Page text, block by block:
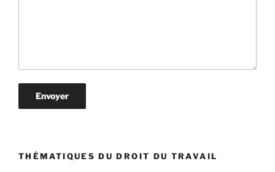
THÉMATIQUES DU DROIT DU TRAVAIL